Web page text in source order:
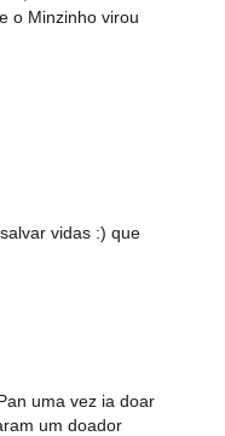
o Minzinho virou
vidas :) que
uma vez ia doar
um doador